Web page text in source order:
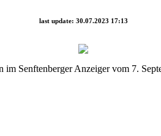
last update: 30.07.2023 17:13
im Senftenberger Anzeiger vom 7.